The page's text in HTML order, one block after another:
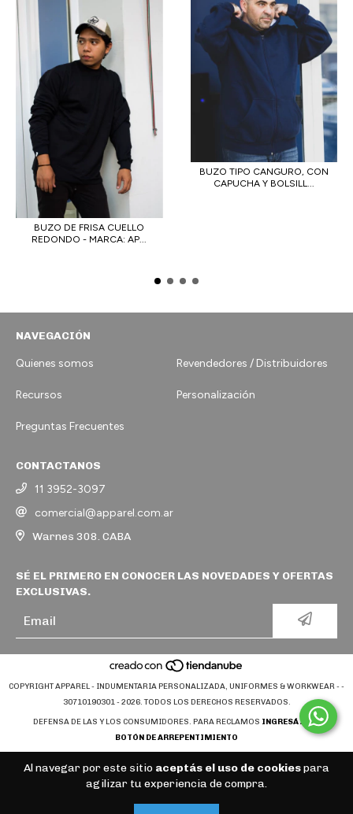
Al navegar por este sitio aceptás el uso de cookiespara
agilizar tu experiencia de compra.
BUZO DE FRISA CUELLO
REDONDO - MARCA: AP...
BUZO TIPO CANGURO, CON
CAPUCHA Y BOLSILL...
NAVEGACIÓN
Quienes somos Revendedores / Distribuidores
Recursos Personalización
Preguntas Frecuentes
CONTACTANOS
11 3952-3097
comercial@apparel.com.ar
Warnes 308. CABA
SÉ EL PRIMERO EN CONOCER LAS NOVEDADES Y OFERTAS
EXCLUSIVAS.
COPYRIGHT APPAREL - INDUMENTARIA PERSONALIZADA, UNIFORMES & WORKWEAR - -
30710190301 - 2026. TODOS LOS DERECHOS RESERVADOS.
DEFENSA DE LAS Y LOS CONSUMIDORES. PARA RECLAMOS INGRESÁ ACÁ.
BOTÓN DE ARREPENTIMIENTO